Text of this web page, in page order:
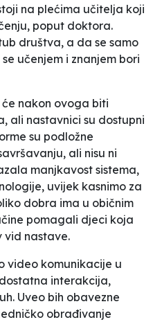
na plećima učitelja koji
poput doktora.
društva, a da se samo
učenjem i znanjem bori
nakon ovoga biti
ali nastavnici su dostupni
su podložne
ali nisu ni
manjkavost sistema,
uvijek kasnimo za
dobra ima u običnim
pomagali djeci koja
vid nastave.
video komunikacije u
interakcija,
Uveo bih obavezne
obrađivanje